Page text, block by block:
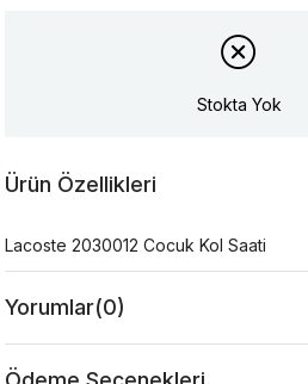
Stokta Yok
Ürün Özellikleri
Lacoste 2030012 Cocuk Kol Saati
Yorumlar(0)